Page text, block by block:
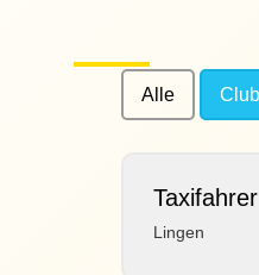
Alle
Lingen